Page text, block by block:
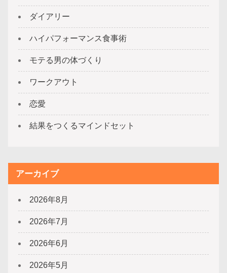
ダイアリー
ハイパフォーマンス食事術
モテる男の体づくり
ワークアウト
恋愛
結果をつくるマインドセット
アーカイブ
2026年8月
2026年7月
2026年6月
2026年5月